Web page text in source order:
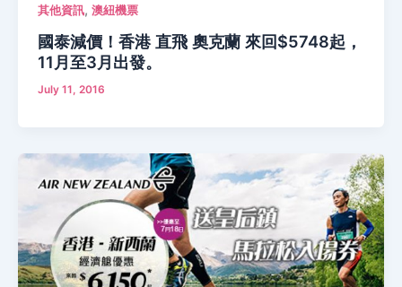
其他資訊, 澳紐機票
國泰減價！香港 直飛 奧克蘭 來回$5748起，
11月至3月出發。
July 11, 2016